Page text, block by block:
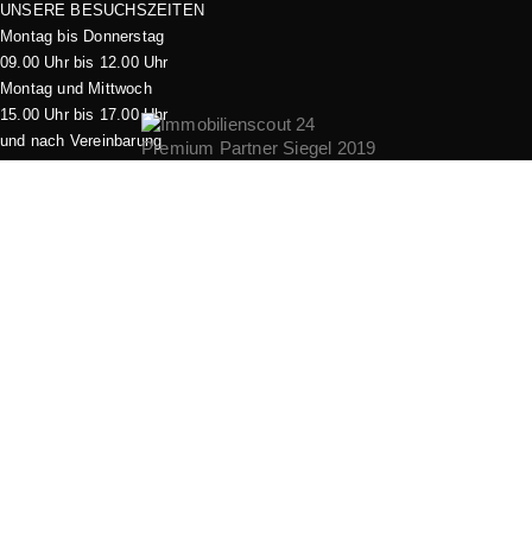
UNSERE BESUCHSZEITEN
Montag bis Donnerstag
09.00 Uhr bis 12.00 Uhr
Montag und Mittwoch
15.00 Uhr bis 17.00 Uhr
und nach Vereinbarung